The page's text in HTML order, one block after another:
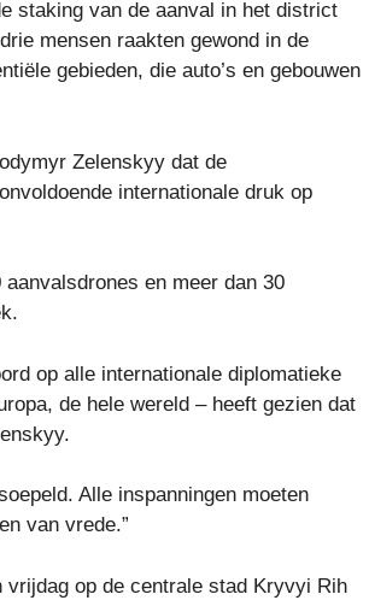
staking van de aanval in het district
mensen raakten gewond in de
gebieden, die auto’s en gebouwen
Zelenskyy dat de
internationale druk op
en meer dan 30
op alle internationale diplomatieke
de hele wereld – heeft gezien dat
Alle inspanningen moeten
van vrede.”
vrijdag op de centrale stad Kryvyi Rih